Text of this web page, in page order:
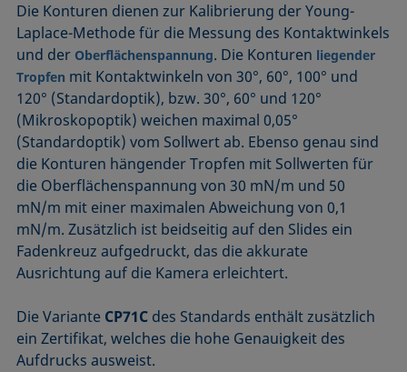
Die Konturen dienen zur Kalibrierung der Young-
Laplace-Methode für die Messung des Kontaktwinkels
und der Oberflächenspannung. Die Konturen liegender
Tropfen mit Kontaktwinkeln von 30°, 60°, 100° und
120° (Standardoptik), bzw. 30°, 60° und 120°
(Mikroskopoptik) weichen maximal 0,05°
(Standardoptik) vom Sollwert ab. Ebenso genau sind
die Konturen hängender Tropfen mit Sollwerten für
die Oberflächenspannung von 30 mN/m und 50
mN/m mit einer maximalen Abweichung von 0,1
mN/m. Zusätzlich ist beidseitig auf den Slides ein
Fadenkreuz aufgedruckt, das die akkurate
Ausrichtung auf die Kamera erleichtert.
Die Variante CP71C des Standards enthält zusätzlich
ein Zertifikat, welches die hohe Genauigkeit des
Aufdrucks ausweist.